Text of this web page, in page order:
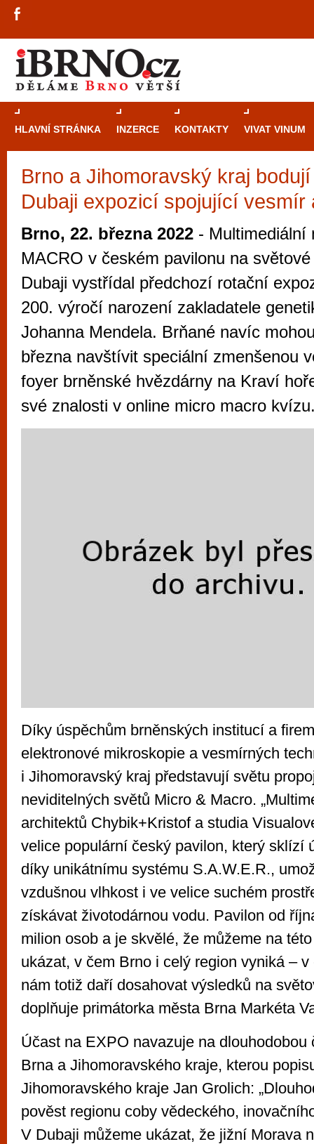
HLAVNÍ STRÁNKA INZERCE KONTAKTY VIVAT VINUM
Brno a Jihomoravský kraj
Dubaji expozicí spojující vesmír
Brno, 22. března 2022 - Multimediální
MACRO v českém pavilonu na
Dubaji vystřídal předchozí rotační
200. výročí narození zakladatele
Johanna Mendela. Brňané navíc
března navštívit speciální zmenšenou
foyer brněnské hvězdárny na Kraví
své znalosti v online micro macro
Díky úspěchům brněnských institucí a
elektronové mikroskopie a vesmírných
i Jihomoravský kraj představují světu
neviditelných světů Micro & Macro.
architektů Chybik+Kristof a studia
velice populární český pavilon, který sklízí
díky unikátnímu systému S.A.W.E.R.,
vzdušnou vlhkost i ve velice suchém
získávat životodárnou vodu. Pavilon od
milion osob a je skvělé, že můžeme na
ukázat, v čem Brno i celý region vyniká –
nám totiž daří dosahovat výsledků na
doplňuje primátorka města Brna Markéta
Účast na EXPO navazuje na dlouhodobou
Brna a Jihomoravského kraje, kterou
Jihomoravského kraje Jan Grolich:
pověst regionu coby vědeckého,
V Dubaji můžeme ukázat, že jižní Morava
Průvodce
Brně: Od
Brno je
zajímavé
restaurace,
Mimo jiné je ale také místem, kde si
vyzkoušet různé kasinové hry. V
metropoli naleznete širokou nabídku her
po moderní automaty jak pro pravidelné
příležitostné hráče. V...